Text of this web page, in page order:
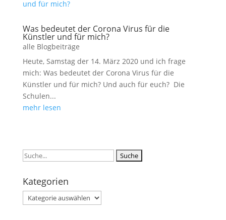
Was bedeutet der Corona Virus für die
Künstler und für mich?
alle Blogbeiträge
Heute, Samstag der 14. März 2020 und ich frage
mich: Was bedeutet der Corona Virus für die
Künstler und für mich? Und auch für euch? Die
Schulen...
mehr lesen
Suchen
Kategorien
Kategorien